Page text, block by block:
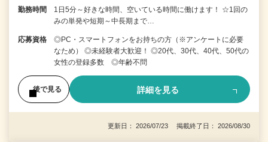
勤務時間
1日5分～好きな時間、空いている時間に働けます！ ☆1回の
みの単発や短期～中長期まで…
応募資格
◎PC・スマートフォンをお持ちの方（※アンケートに必要
なため） ◎未経験者大歓迎！ ◎20代、30代、40代、50代の
女性の登録多数 ◎年齢不問
後で見る 詳細を見る
更新日： 2026/07/23 掲載終了日： 2026/08/30